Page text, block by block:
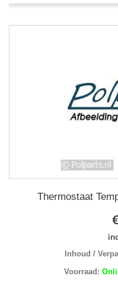
Thermostaat
Inhoud /
Voorraad: